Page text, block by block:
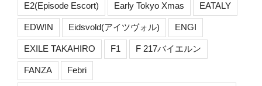
E2(Episode Escort) Early Tokyo Xmas EATALY
EDWIN Eidsvold(アイツヴォル) ENGI
EXILE TAKAHIRO F1 F 217バイエルン
FANZA Febri